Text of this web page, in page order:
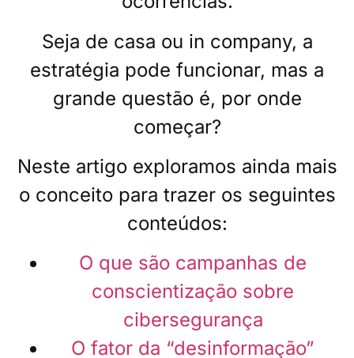
Seja de casa ou in company, a
estratégia pode funcionar, mas a
grande questão é, por onde
começar?
Neste artigo exploramos ainda mais
o conceito para trazer os seguintes
conteúdos:
O que são campanhas de
conscientização sobre
cibersegurança
O fator da “desinformação”